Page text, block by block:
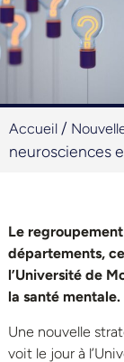
Accueil /
neurosciences
Le
départements,
l’Université de
la santé mentale.
Une nouvelle
voit le jour à